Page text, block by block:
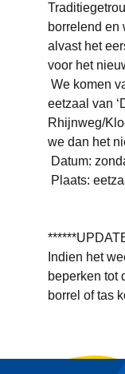
borrelend en
alvast het
voor het
We komen
eetzaal van
Rhijnweg/
we dan het
Datum:
Plaats:
Indien het
beperken tot
borrel of tas